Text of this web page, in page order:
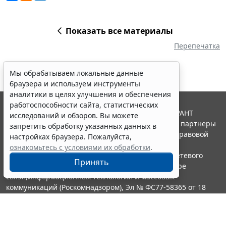
Показать все материалы
Перепечатка
Мы обрабатываем локальные данные
браузера и используем инструменты
аналитики в целях улучшения и обеспечения
работоспособности сайта, статистических
исследований и обзоров. Вы можете
запретить обработку указанных данных в
настройках браузера. Пожалуйста,
ознакомьтесь с условиями их обработки.
Принять
© ООО "НПП "ГАРАНТ-СЕРВИС", 2026. Система ГАРАНТ
выпускается с 1990 года. Компания "Гарант" и ее партнеры
являются участниками Российской ассоциации правовой
информации ГАРАНТ.
Портал ГАРАНТ.РУ зарегистрирован в качестве сетевого
издания Федеральной службой по надзору в сфере
связи,информационных технологий и массовых
коммуникаций (Роскомнадзором), Эл № ФС77-58365 от 18